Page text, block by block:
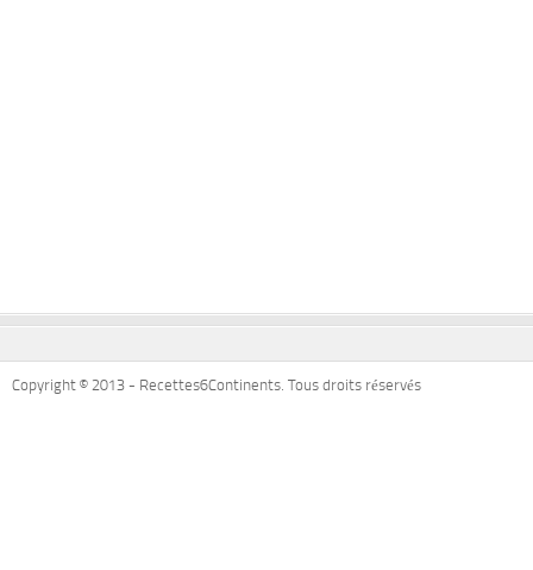
Copyright © 2013 - Recettes6Continents. Tous droits réservés